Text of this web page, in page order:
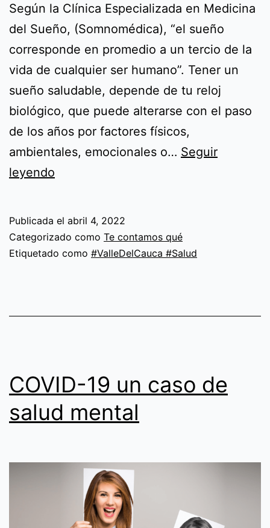
Según la Clínica Especializada en Medicina
del Sueño, (Somnomédica), “el sueño
corresponde en promedio a un tercio de la
vida de cualquier ser humano”. Tener un
sueño saludable, depende de tu reloj
biológico, que puede alterarse con el paso
de los años por factores físicos,
ambientales, emocionales o… Seguir
leyendo
de
un
Publicada el abril 4, 2022
Categorizado como Te contamos qué
Etiquetado como #ValleDelCauca #Salud
COVID-19 un caso de
salud mental